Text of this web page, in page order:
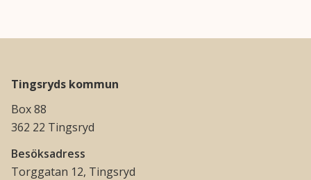
Tingsryds kommun
Box 88
362 22 Tingsryd
Besöksadress
Torggatan 12, Tingsryd